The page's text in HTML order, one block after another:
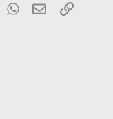
Tumblr WhatsApp
E-MailLink